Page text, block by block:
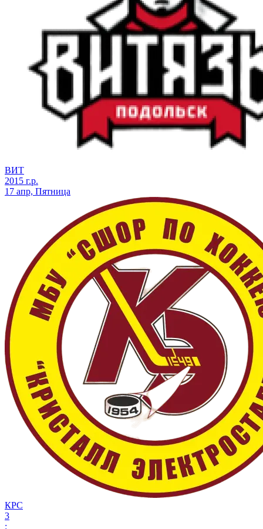
ВИТ
2015 г.р.
17 апр, Пятница
КРС
3
: